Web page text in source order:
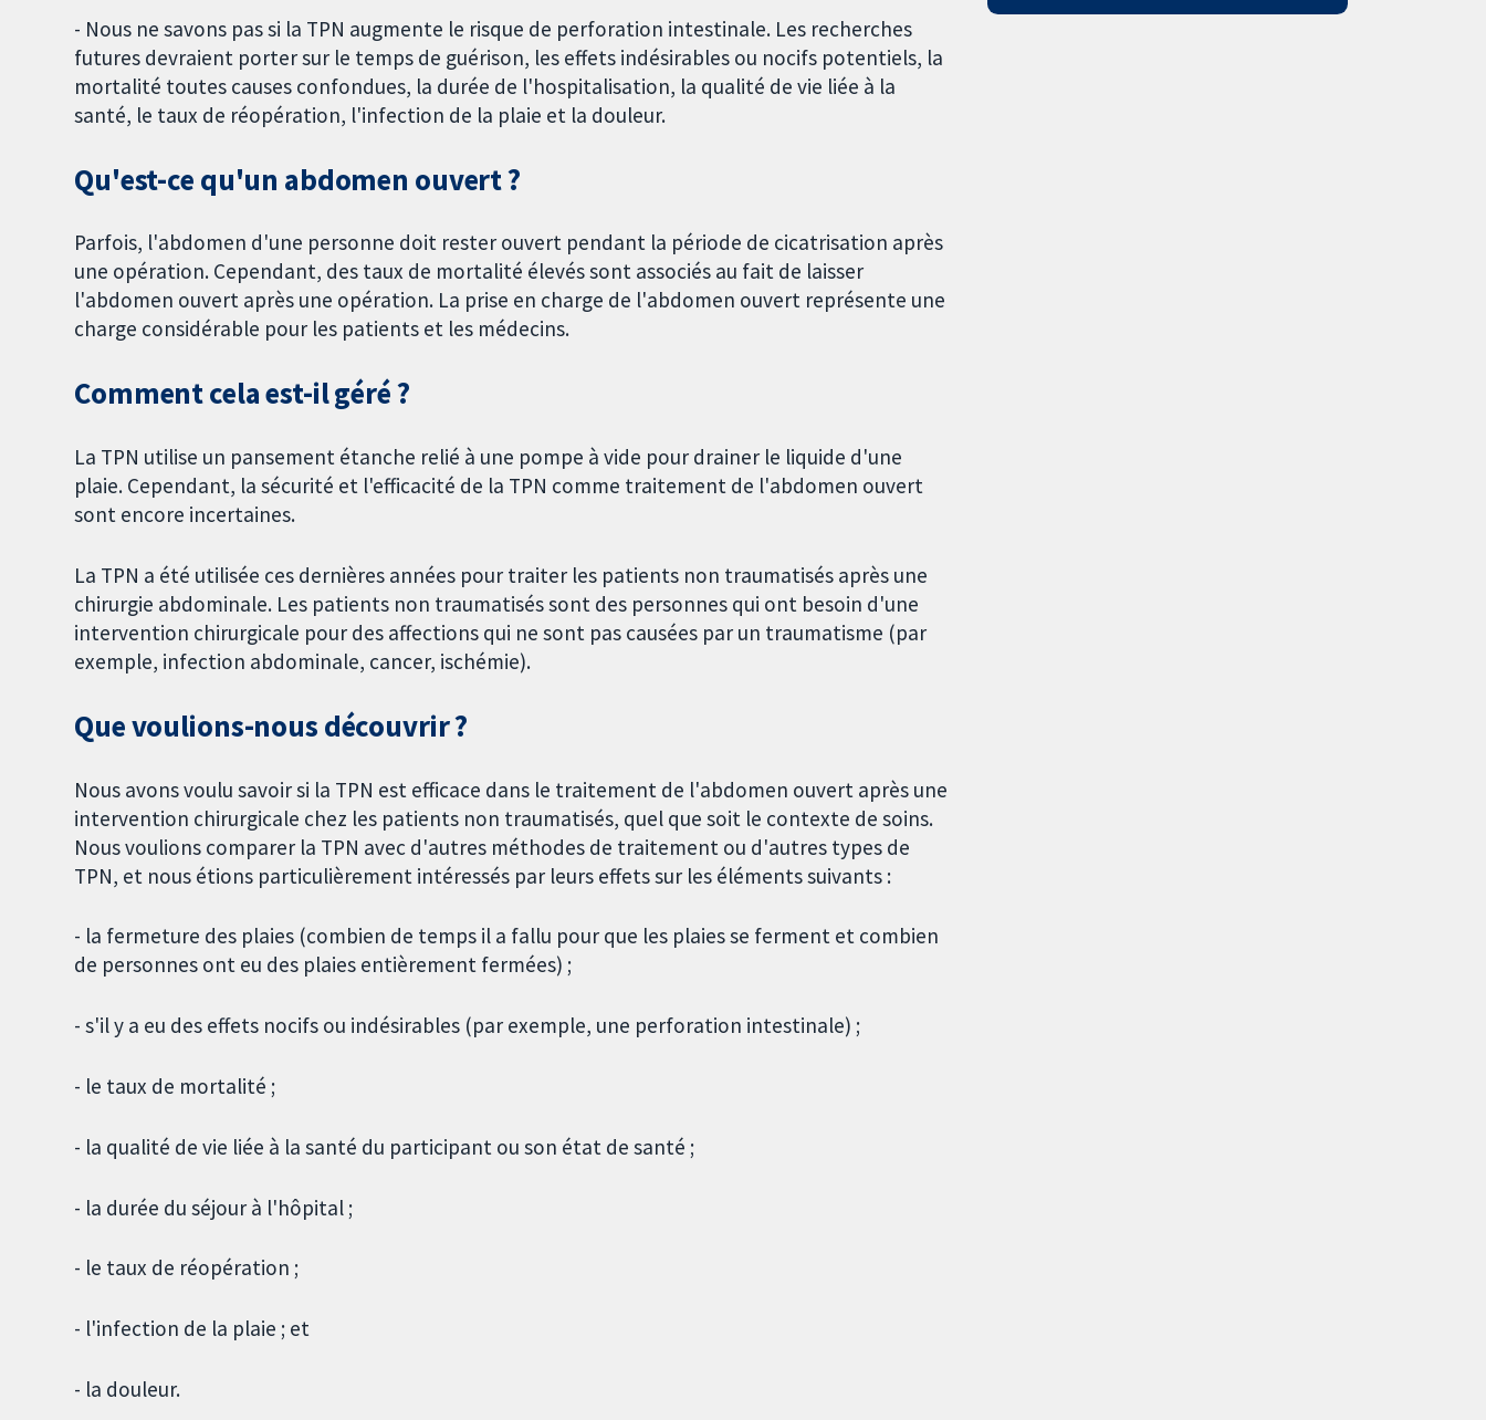
- Nous ne savons pas si la TPN augmente le risque de perforation intestinale. Les recherches
futures devraient porter sur le temps de guérison, les effets indésirables ou nocifs potentiels, la
mortalité toutes causes confondues, la durée de l'hospitalisation, la qualité de vie liée à la
santé, le taux de réopération, l'infection de la plaie et la douleur.
Qu'est-ce qu'un abdomen ouvert ?
Parfois, l'abdomen d'une personne doit rester ouvert pendant la période de cicatrisation après
une opération. Cependant, des taux de mortalité élevés sont associés au fait de laisser
l'abdomen ouvert après une opération. La prise en charge de l'abdomen ouvert représente une
charge considérable pour les patients et les médecins.
Comment cela est-il géré ?
La TPN utilise un pansement étanche relié à une pompe à vide pour drainer le liquide d'une
plaie. Cependant, la sécurité et l'efficacité de la TPN comme traitement de l'abdomen ouvert
sont encore incertaines.
La TPN a été utilisée ces dernières années pour traiter les patients non traumatisés après une
chirurgie abdominale. Les patients non traumatisés sont des personnes qui ont besoin d'une
intervention chirurgicale pour des affections qui ne sont pas causées par un traumatisme (par
exemple, infection abdominale, cancer, ischémie).
Que voulions-nous découvrir ?
Nous avons voulu savoir si la TPN est efficace dans le traitement de l'abdomen ouvert après une
intervention chirurgicale chez les patients non traumatisés, quel que soit le contexte de soins.
Nous voulions comparer la TPN avec d'autres méthodes de traitement ou d'autres types de
TPN, et nous étions particulièrement intéressés par leurs effets sur les éléments suivants :
- la fermeture des plaies (combien de temps il a fallu pour que les plaies se ferment et combien
de personnes ont eu des plaies entièrement fermées) ;
- s'il y a eu des effets nocifs ou indésirables (par exemple, une perforation intestinale) ;
- le taux de mortalité ;
- la qualité de vie liée à la santé du participant ou son état de santé ;
- la durée du séjour à l'hôpital ;
- le taux de réopération ;
- l'infection de la plaie ; et
- la douleur.